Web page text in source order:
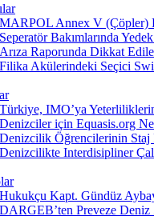
MARPOL Annex V (Çöpler)
Seperatör Bakımlarında
Arıza Raporunda Dikkat
Filika Akülerindeki Seçici
Türkiye, IMO’ya Yeterliliklerin
Denizciler için Equasis.org
Denizcilik Öğrencilerinin Staj
Denizcilikte Interdisipliner
Hukukçu Kapt. Gündüz
DARGEB’ten Preveze Deniz